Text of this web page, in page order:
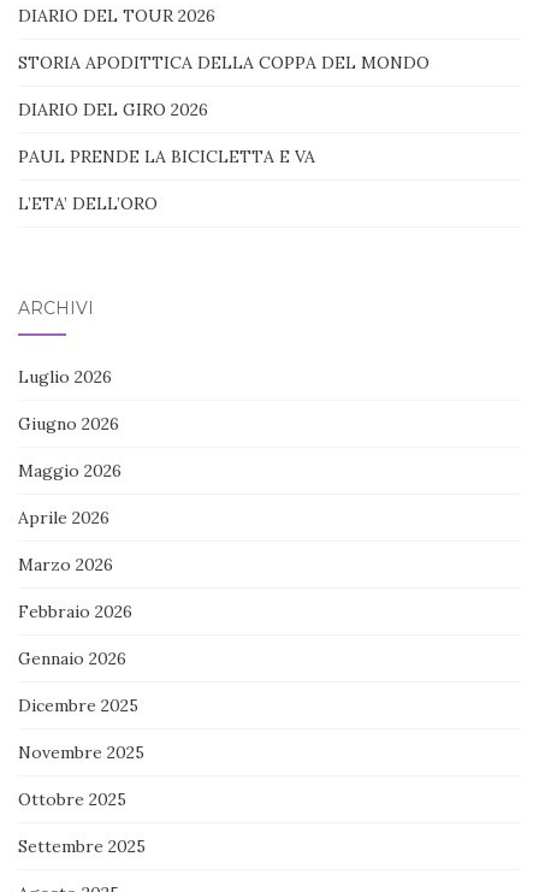
DIARIO DEL TOUR 2026
STORIA APODITTICA DELLA COPPA DEL MONDO
DIARIO DEL GIRO 2026
PAUL PRENDE LA BICICLETTA E VA
L’ETA’ DELL’ORO
ARCHIVI
Luglio 2026
Giugno 2026
Maggio 2026
Aprile 2026
Marzo 2026
Febbraio 2026
Gennaio 2026
Dicembre 2025
Novembre 2025
Ottobre 2025
Settembre 2025